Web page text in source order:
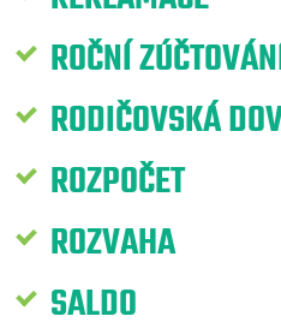
ROČNÍ
RODIČOVSKÁ
ROZPOČET
ROZVAHA
SALDO